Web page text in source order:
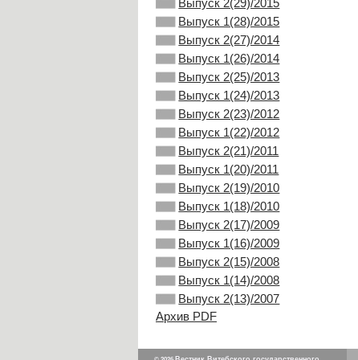
Выпуск 2(29)/2015
Выпуск 1(28)/2015
Выпуск 2(27)/2014
Выпуск 1(26)/2014
Выпуск 2(25)/2013
Выпуск 1(24)/2013
Выпуск 2(23)/2012
Выпуск 1(22)/2012
Выпуск 2(21)/2011
Выпуск 1(20)/2011
Выпуск 2(19)/2010
Выпуск 1(18)/2010
Выпуск 2(17)/2009
Выпуск 1(16)/2009
Выпуск 2(15)/2008
Выпуск 1(14)/2008
Выпуск 2(13)/2007
Архив PDF